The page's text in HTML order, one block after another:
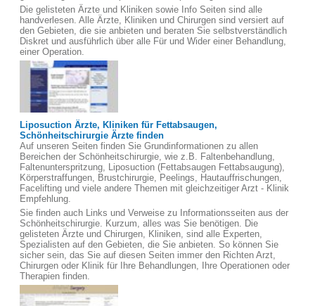
Die gelisteten Ärzte und Kliniken sowie Info Seiten sind alle
handverlesen. Alle Ärzte, Kliniken und Chirurgen sind versiert auf
den Gebieten, die sie anbieten und beraten Sie selbstverständlich
Diskret und ausführlich über alle Für und Wider einer Behandlung,
einer Operation.
Liposuction Ärzte, Kliniken für Fettabsaugen,
Schönheitschirurgie Ärzte finden
Auf unseren Seiten finden Sie Grundinformationen zu allen
Bereichen der Schönheitschirurgie, wie z.B. Faltenbehandlung,
Faltenunterspritzung, Liposuction (Fettabsaugen Fettabsaugung),
Körperstraffungen, Brustchirurgie, Peelings, Hautauffrischungen,
Facelifting und viele andere Themen mit gleichzeitiger Arzt - Klinik
Empfehlung.
Sie finden auch Links und Verweise zu Informationsseiten aus der
Schönheitschirurgie. Kurzum, alles was Sie benötigen. Die
gelisteten Ärzte und Chirurgen, Kliniken, sind alle Experten,
Spezialisten auf den Gebieten, die Sie anbieten. So können Sie
sicher sein, das Sie auf diesen Seiten immer den Richten Arzt,
Chirurgen oder Klinik für Ihre Behandlungen, Ihre Operationen oder
Therapien finden.